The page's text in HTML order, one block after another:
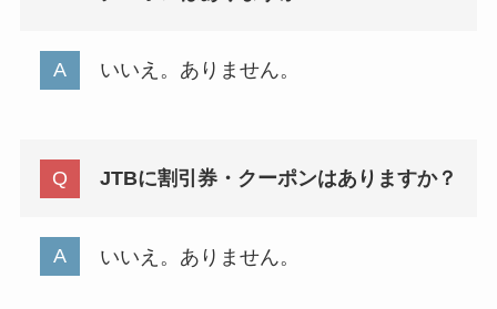
いいえ。ありません。
JTBに割引券・クーポンはありますか？
いいえ。ありません。